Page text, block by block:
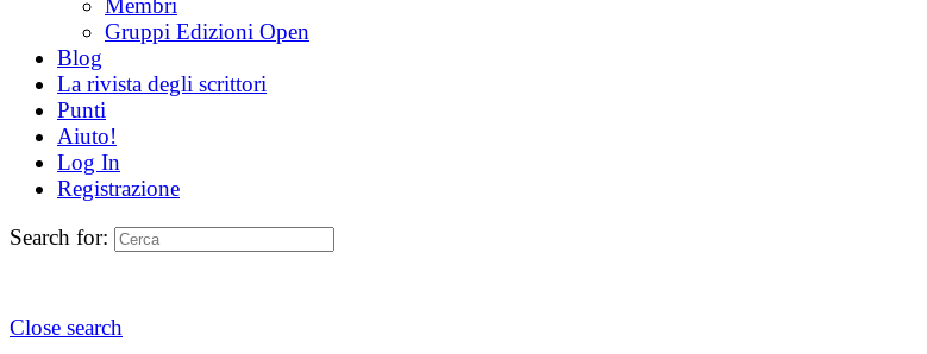
Membri
Gruppi Edizioni Open
Blog
La rivista degli scrittori
Punti
Aiuto!
Log In
Registrazione
Search for:
Close search